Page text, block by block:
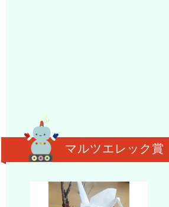
マルツエレック賞